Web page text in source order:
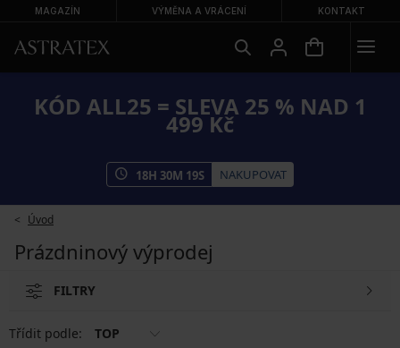
MAGAZÍN VÝMĚNA A VRÁCENÍ KONTAKT
KÓD ALL25 = SLEVA 25 % NAD 1
499 Kč
18H 30M 19S NAKUPOVAT
Úvod
Prázdninový výprodej
FILTRY
Třídit podle: TOP